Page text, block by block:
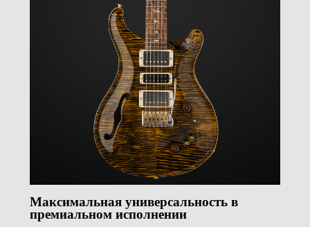
Максимальная универсальность в
премиальном исполнении